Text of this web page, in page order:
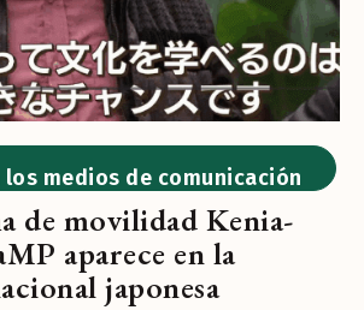
los medios de comunicación
de movilidad Kenia-
aparece en la
japonesa